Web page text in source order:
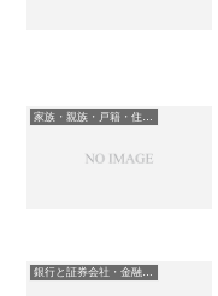
銀行と証券会社・金融商品